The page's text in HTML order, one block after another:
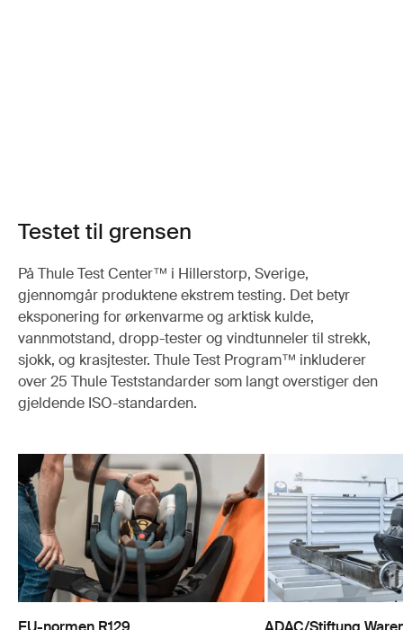
Testet til grensen
På Thule Test Center™ i Hillerstorp, Sverige,
gjennomgår produktene ekstrem testing. Det betyr
eksponering for ørkenvarme og arktisk kulde,
vannmotstand, dropp-tester og vindtunneler til strekk,
sjokk, og krasjtester. Thule Test Program™ inkluderer
over 25 Thule Teststandarder som langt overstiger den
gjeldende ISO-standarden.